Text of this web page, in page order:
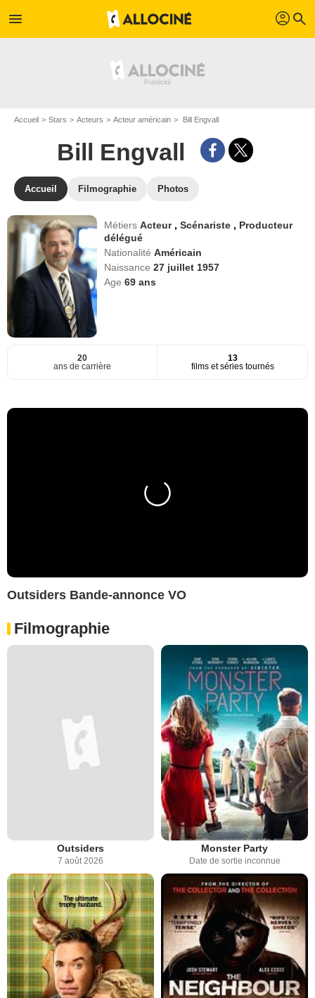
menu profil search
Accueil Stars Acteurs Acteur américain Bill Engvall
Bill Engvall
Accueil Filmographie Photos
MétiersActeur ,Scénariste , Producteur
délégué
NationalitéAméricain
Naissance27 juillet 1957
Age69 ans
20
ans de carrière
13
films et séries tournés
Outsiders Bande-annonce VO
Filmographie
Outsiders
7 août 2026
Monster Party
Date de sortie inconnue